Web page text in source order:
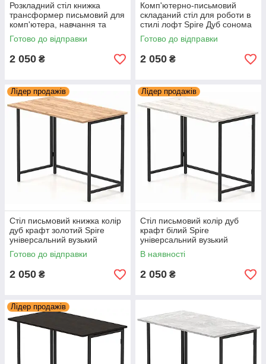
Розкладний стіл книжка
трансформер письмовий для
комп'ютера, навчання та
роботи Spire Білий Knap
Knap
Готово до відправки
2 050 ₴
Комп'ютерно-письмовий
складаний стіл для роботи в
стилі лофт Spire Дуб сонома
для дітей і дорослих Knap
Knap
Готово до відправки
2 050 ₴
Лідер продажів
Стіл письмовий книжка колір
дуб крафт золотий Spire
універсальний вузький
комп'ютерний стіл для
навчання, роботи Knap Knap
Готово до відправки
2 050 ₴
Лідер продажів
Стіл письмовий колір дуб
крафт білий Spire
універсальний вузький
комп'ютерний стіл для
навчання, роботи Knap Knap
В наявності
2 050 ₴
Лідер продажів